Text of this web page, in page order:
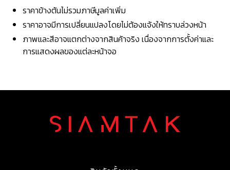
ราคาข้างต้นไม่รวมภาษีมูลค่าเพิ่ม
ราคาอาจมีการเปลี่ยนแปลงโดยไม่ต้องแจ้งให้ทราบล่วงหน้า
ภาพและสีอาจแตกต่างจากสินค้าจริง เนื่องจากการตั้งค่าและ
การแสดงผลของแต่ละหน้าจอ